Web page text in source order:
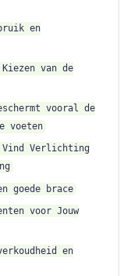
en
van de
vooral de
voeten
Vind Verlichting
goede brace
voor Jouw
en